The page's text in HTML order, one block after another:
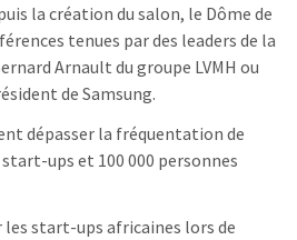
la création du salon, le Dôme de
tenues par des leaders de la
Arnault du groupe LVMH ou
de Samsung.
dépasser la fréquentation de
start-ups et 100 000 personnes
les start-ups africaines lors de